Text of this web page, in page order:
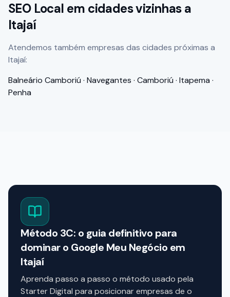
SEO Local em cidades vizinhas a
Itajaí
Atendemos também empresas das cidades próximas a
Itajaí:
Balneário Camboriú · Navegantes · Camboriú · Itapema ·
Penha
Método 3C: o guia definitivo para
dominar o Google Meu Negócio em
Itajaí
Aprenda passo a passo o método usado pela
Starter Digital para posicionar empresas de o